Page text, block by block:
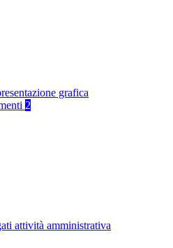
grafica
2
attività amministrativa